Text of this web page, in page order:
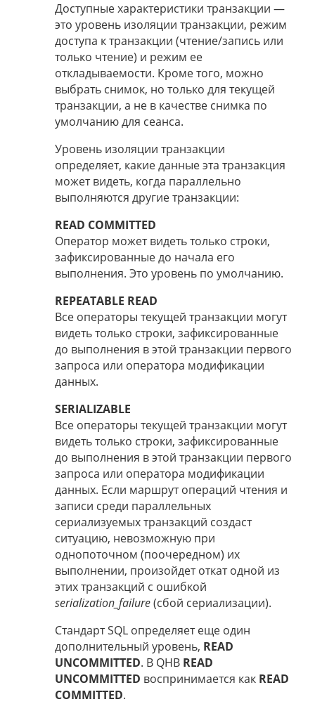
Доступные характеристики транзакции —
это уровень изоляции транзакции, режим
доступа к транзакции (чтение/запись или
только чтение) и режим ее
откладываемости. Кроме того, можно
выбрать снимок, но только для текущей
транзакции, а не в качестве снимка по
умолчанию для сеанса.
Уровень изоляции транзакции
определяет, какие данные эта транзакция
может видеть, когда параллельно
выполняются другие транзакции:
READ COMMITTED
Оператор может видеть только строки,
зафиксированные до начала его
выполнения. Это уровень по умолчанию.
REPEATABLE READ
Все операторы текущей транзакции могут
видеть только строки, зафиксированные
до выполнения в этой транзакции первого
запроса или оператора модификации
данных.
SERIALIZABLE
Все операторы текущей транзакции могут
видеть только строки, зафиксированные
до выполнения в этой транзакции первого
запроса или оператора модификации
данных. Если маршрут операций чтения и
записи среди параллельных
сериализуемых транзакций создаст
ситуацию, невозможную при
однопоточном (поочередном) их
выполнении, произойдет откат одной из
этих транзакций с ошибкой
serialization_failure(сбой сериализации).
Стандарт SQL определяет еще один
дополнительный уровень, READ
UNCOMMITTED. В QHB READ
UNCOMMITTED воспринимается как READ
COMMITTED.